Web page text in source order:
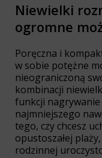
Niewielki
ogromne
Poręczna i
w sobie potężne
nieograniczoną
kombinacji
funkcji
najmniejszego
tego, czy chcesz
opustoszałej
rodzinnej